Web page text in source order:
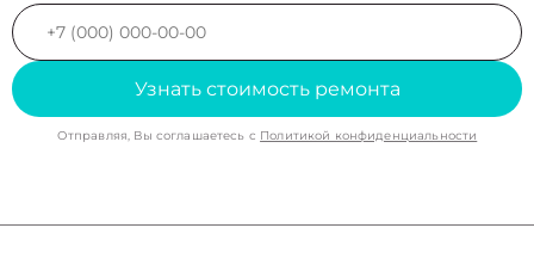
Узнать стоимость ремонта
Отправляя, Вы соглашаетесь с Политикой конфиденциальности